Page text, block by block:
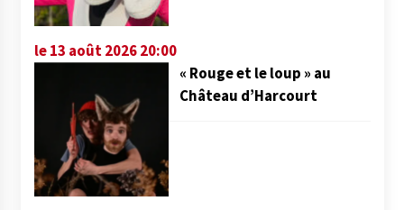
le 13 août 2026 20:00
« Rouge et le loup » au
Château d’Harcourt